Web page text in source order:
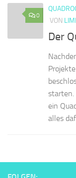
0
VON
Der
starten.
ein
alles